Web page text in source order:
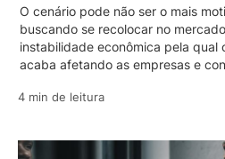
O cenário pode não ser o mais
buscando se recolocar no
instabilidade econômica pela qual
acaba afetando as empresas e
4 min de leitura